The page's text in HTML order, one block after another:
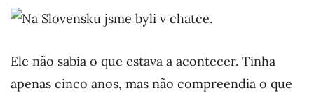
Ele não sabia o que estava a acontecer. Tinha
apenas cinco anos, mas não compreendia o que